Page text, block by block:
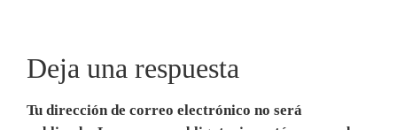
Deja una respuesta
Tu dirección de correo electrónico no será